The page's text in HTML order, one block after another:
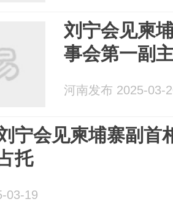
刘宁会见柬
事会第一副
河南发布 2025-03-
宁会见柬埔寨副
托
03-19